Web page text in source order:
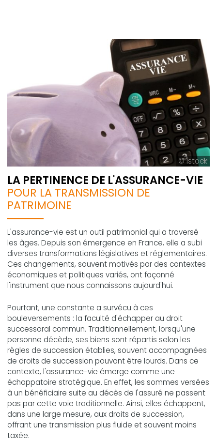
© istock
LA PERTINENCE DE L'ASSURANCE-VIE
POUR LA TRANSMISSION DE
PATRIMOINE
L'assurance-vie est un outil patrimonial qui a traversé
les âges. Depuis son émergence en France, elle a subi
diverses transformations législatives et réglementaires.
Ces changements, souvent motivés par des contextes
économiques et politiques variés, ont façonné
l'instrument que nous connaissons aujourd'hui.
Pourtant, une constante a survécu à ces
bouleversements : la faculté d'échapper au droit
successoral commun. Traditionnellement, lorsqu'une
personne décède, ses biens sont répartis selon les
règles de succession établies, souvent accompagnées
de droits de succession pouvant être lourds. Dans ce
contexte, l'assurance-vie émerge comme une
échappatoire stratégique. En effet, les sommes versées
à un bénéficiaire suite au décès de l'assuré ne passent
pas par cette voie traditionnelle. Ainsi, elles échappent,
dans une large mesure, aux droits de succession,
offrant une transmission plus fluide et souvent moins
taxée.